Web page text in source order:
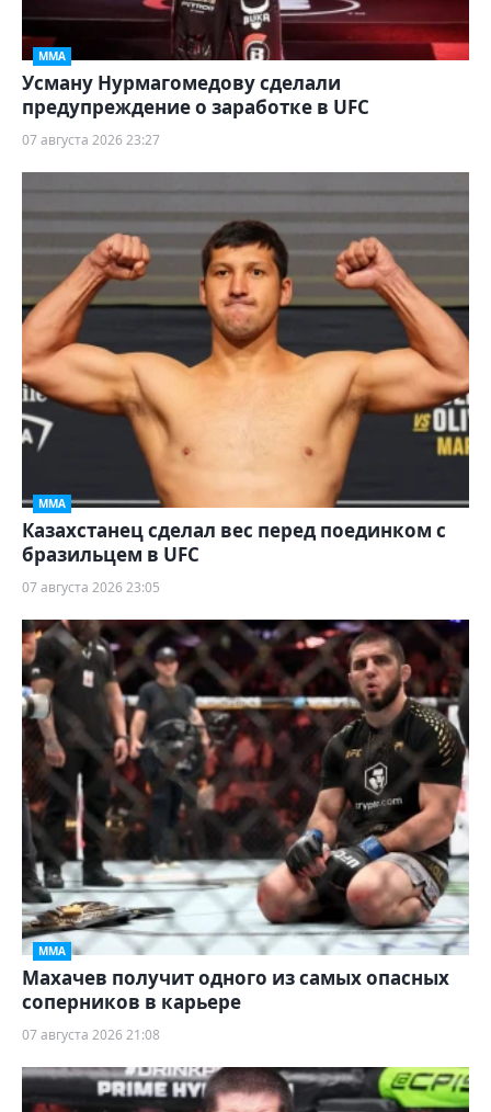
ММА
Усману Нурмагомедову сделали
предупреждение о заработке в UFC
07 августа 2026 23:27
ММА
Казахстанец сделал вес перед поединком с
бразильцем в UFC
07 августа 2026 23:05
ММА
Махачев получит одного из самых опасных
соперников в карьере
07 августа 2026 21:08